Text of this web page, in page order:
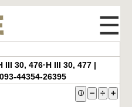
☰
30, 476·H III 30, 477 |
44354-26395